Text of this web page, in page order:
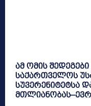
ამ ომის
საქართველოს
სუვერენიტეტსა